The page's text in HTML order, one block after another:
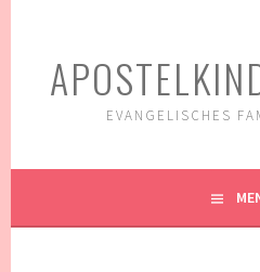
EVANGELISCHES